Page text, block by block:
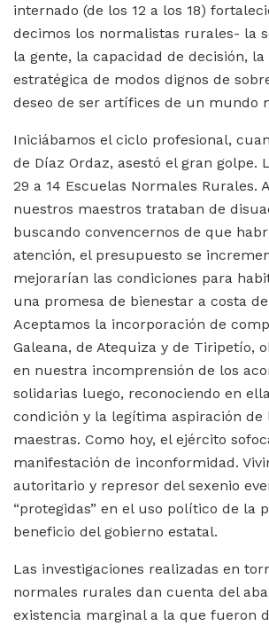
internado (de los 12 a los 18)
decimos los normalistas rurales- la
la gente, la capacidad de decisión,
estratégica de modos dignos de
deseo de ser artífices de un mundo
Iniciábamos el ciclo profesional,
de Díaz Ordaz, asestó el gran golpe.
29 a 14 Escuelas Normales Rurales.
nuestros maestros trataban de
buscando convencernos de que
atención, el presupuesto se
mejorarían las condiciones para
una promesa de bienestar a costa
Aceptamos la incorporación de
Galeana, de Atequiza y de Tiripetío,
en nuestra incomprensión de los
solidarias luego, reconociendo en
condición y la legítima aspiración de
maestras. Como hoy, el ejército
manifestación de inconformidad.
autoritario y represor del sexenio
“protegidas” en el uso político de la
beneficio del gobierno estatal.
Las investigaciones realizadas en
normales rurales dan cuenta del
existencia marginal a la que fueron